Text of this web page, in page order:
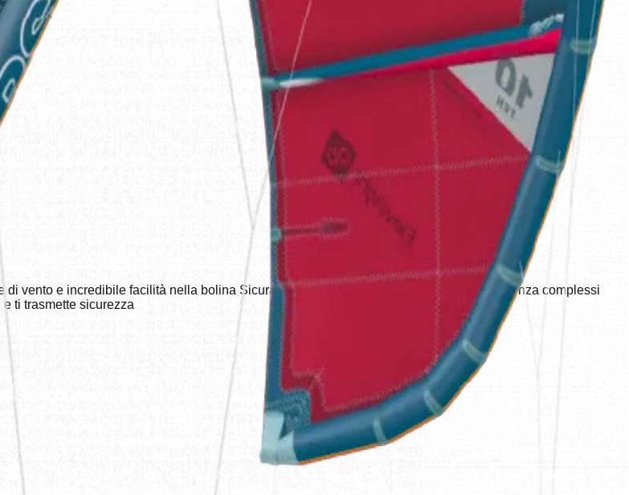
vento e incredibile facilità nella bolina Sicura e auto-rilanciabile per una navigazione senza complessi
ti trasmette sicurezza